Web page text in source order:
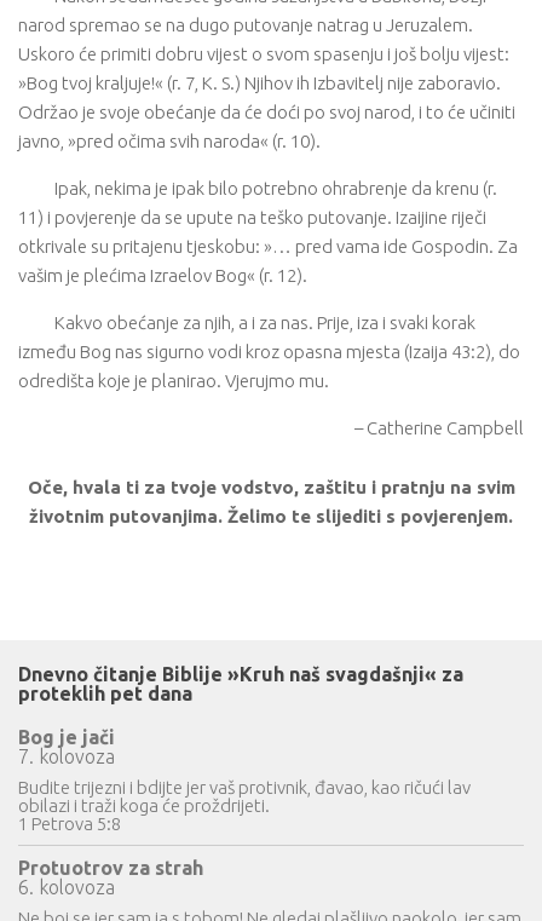
narod spremao se na dugo putovanje natrag u Jeruzalem.
Uskoro će primiti dobru vijest o svom spasenju i još bolju vijest:
»Bog tvoj kraljuje!« (r. 7, K. S.) Njihov ih Izbavitelj nije zaboravio.
Održao je svoje obećanje da će doći po svoj narod, i to će učiniti
javno, »pred očima svih naroda« (r. 10).
Ipak, nekima je ipak bilo potrebno ohrabrenje da krenu (r.
11) i povjerenje da se upute na teško putovanje. Izaijine riječi
otkrivale su pritajenu tjeskobu: »… pred vama ide Gospodin. Za
vašim je plećima Izraelov Bog« (r. 12).
Kakvo obećanje za njih, a i za nas. Prije, iza i svaki korak
između Bog nas sigurno vodi kroz opasna mjesta (Izaija 43:2), do
odredišta koje je planirao. Vjerujmo mu.
– Catherine Campbell
Oče, hvala ti za tvoje vodstvo, zaštitu i pratnju na svim
životnim putovanjima. Želimo te slijediti s povjerenjem.
Dnevno čitanje Biblije »Kruh naš svagdašnji« za
proteklih pet dana
Bog je jači
7. kolovoza
Budite trijezni i bdijte jer vaš protivnik, đavao, kao ričući lav
obilazi i traži koga će proždrijeti.
1 Petrova 5:8
Protuotrov za strah
6. kolovoza